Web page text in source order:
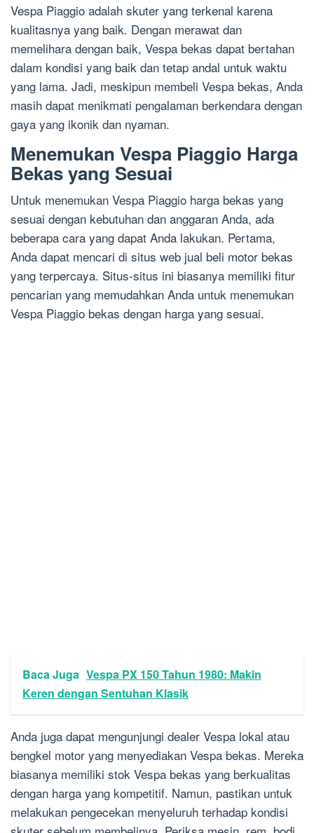
Vespa Piaggio adalah skuter yang terkenal karena
kualitasnya yang baik. Dengan merawat dan
memelihara dengan baik, Vespa bekas dapat bertahan
dalam kondisi yang baik dan tetap andal untuk waktu
yang lama. Jadi, meskipun membeli Vespa bekas, Anda
masih dapat menikmati pengalaman berkendara dengan
gaya yang ikonik dan nyaman.
Menemukan Vespa Piaggio Harga
Bekas yang Sesuai
Untuk menemukan Vespa Piaggio harga bekas yang
sesuai dengan kebutuhan dan anggaran Anda, ada
beberapa cara yang dapat Anda lakukan. Pertama,
Anda dapat mencari di situs web jual beli motor bekas
yang terpercaya. Situs-situs ini biasanya memiliki fitur
pencarian yang memudahkan Anda untuk menemukan
Vespa Piaggio bekas dengan harga yang sesuai.
Baca Juga Vespa PX 150 Tahun 1980: Makin
Keren dengan Sentuhan Klasik
Anda juga dapat mengunjungi dealer Vespa lokal atau
bengkel motor yang menyediakan Vespa bekas. Mereka
biasanya memiliki stok Vespa bekas yang berkualitas
dengan harga yang kompetitif. Namun, pastikan untuk
melakukan pengecekan menyeluruh terhadap kondisi